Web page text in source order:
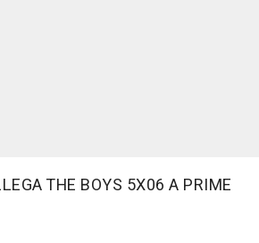
THE BOYS 5X06 A PRIME